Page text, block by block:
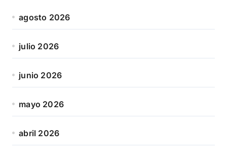
agosto 2026
julio 2026
junio 2026
mayo 2026
abril 2026